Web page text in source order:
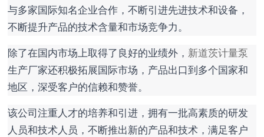
与多家国际知名企业合作，不断引进先进技术和设备，
不断提升产品的技术含量和市场竞争力。
除了在国内市场上取得了良好的业绩外， 新道茨计量泵
生产厂家还积极拓展国际市场，产品出口到多个国家和
地区，深受客户的信赖和赞誉。
该公司注重人才的培养和引进，拥有一批高素质的研发
人员和技术人员，不断推出新的产品和技术，满足客户